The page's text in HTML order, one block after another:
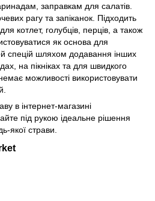
заправкам для салатів.
рагу та запіканок. Підходить
котлет, голубців, перців, а також
як основа для
спецій шляхом додавання інших
на пікніках та для швидкого
можливості використовувати
в інтернет-магазині
під рукою ідеальне рішення
якої страви.